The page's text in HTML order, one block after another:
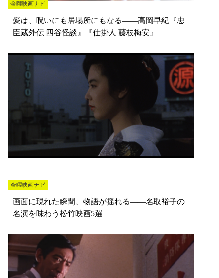
金曜映画ナビ
愛は、呪いにも居場所にもなる――高岡早紀『忠
臣蔵外伝 四谷怪談』『仕掛人 藤枝梅安』
金曜映画ナビ
画面に現れた瞬間、物語が揺れる――名取裕子の
名演を味わう松竹映画5選